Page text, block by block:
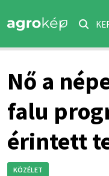
Nő a
falu
érintett
KÖZÉLET